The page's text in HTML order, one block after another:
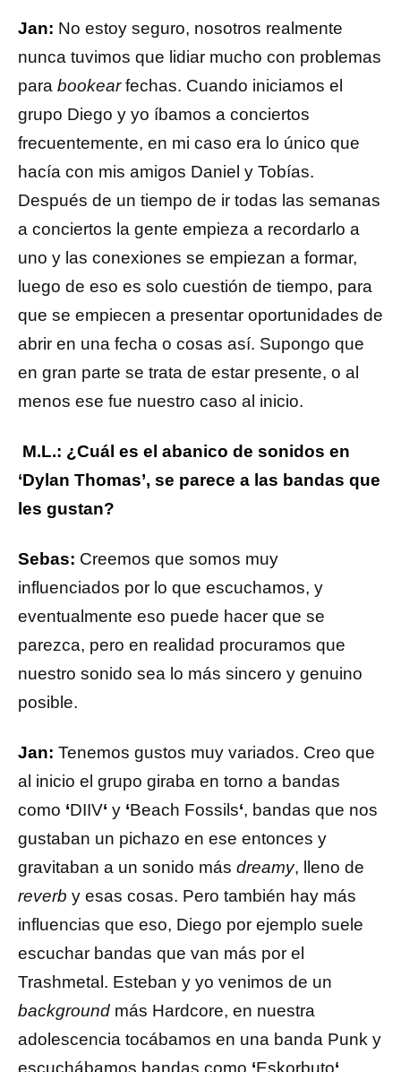
Jan: No estoy seguro, nosotros realmente
nunca tuvimos que lidiar mucho con problemas
para bookearfechas. Cuando iniciamos el
grupo Diego y yo íbamos a conciertos
frecuentemente, en mi caso era lo único que
hacía con mis amigos Daniel y Tobías.
Después de un tiempo de ir todas las semanas
a conciertos la gente empieza a recordarlo a
uno y las conexiones se empiezan a formar,
luego de eso es solo cuestión de tiempo, para
que se empiecen a presentar oportunidades de
abrir en una fecha o cosas así. Supongo que
en gran parte se trata de estar presente, o al
menos ese fue nuestro caso al inicio.
M.L.: ¿Cuál es el abanico de sonidos en
‘Dylan Thomas’, se parece a las bandas que
les gustan?
Sebas: Creemos que somos muy
influenciados por lo que escuchamos, y
eventualmente eso puede hacer que se
parezca, pero en realidad procuramos que
nuestro sonido sea lo más sincero y genuino
posible.
Jan: Tenemos gustos muy variados. Creo que
al inicio el grupo giraba en torno a bandas
como ‘DIIV‘ y ‘Beach Fossils‘, bandas que nos
gustaban un pichazo en ese entonces y
gravitaban a un sonido más dreamy, lleno de
reverb y esas cosas. Pero también hay más
influencias que eso, Diego por ejemplo suele
escuchar bandas que van más por el
Trashmetal. Esteban y yo venimos de un
background más Hardcore, en nuestra
adolescencia tocábamos en una banda Punk y
escuchábamos bandas como ‘Eskorbuto‘,